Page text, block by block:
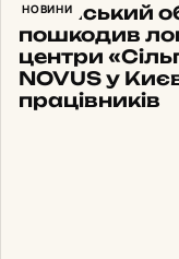
НОВИНИ
Російський
пошкодив
центри
NOVUS у
працівників